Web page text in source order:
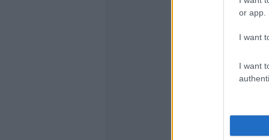
or app.
I want
I want